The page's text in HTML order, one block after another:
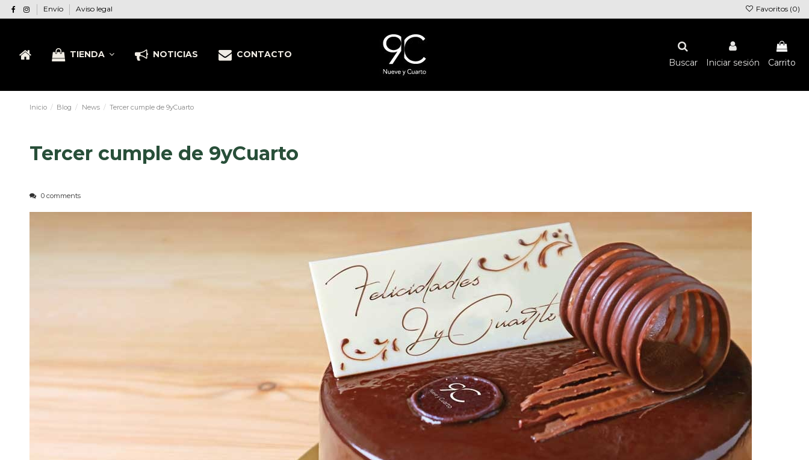
Envío Aviso legal Favoritos (0)
TIENDA NOTICIAS
CONTACTO
Buscar
Iniciar sesión Carrito
Inicio Blog News Tercer cumple de 9yCuarto
Tercer cumple de 9yCuarto
0 comments